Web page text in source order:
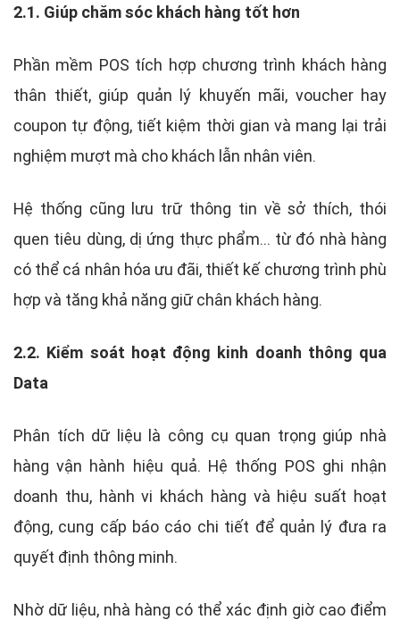
2.1. Giúp chăm sóc khách hàng tốt hơn
Phần mềm POS tích hợp chương trình khách hàng
thân thiết, giúp quản lý khuyến mãi, voucher hay
coupon tự động, tiết kiệm thời gian và mang lại trải
nghiệm mượt mà cho khách lẫn nhân viên.
Hệ thống cũng lưu trữ thông tin về sở thích, thói
quen tiêu dùng, dị ứng thực phẩm… từ đó nhà hàng
có thể cá nhân hóa ưu đãi, thiết kế chương trình phù
hợp và tăng khả năng giữ chân khách hàng.
2.2. Kiểm soát hoạt động kinh doanh thông qua
Data
Phân tích dữ liệu là công cụ quan trọng giúp nhà
hàng vận hành hiệu quả. Hệ thống POS ghi nhận
doanh thu, hành vi khách hàng và hiệu suất hoạt
động, cung cấp báo cáo chi tiết để quản lý đưa ra
quyết định thông minh.
Nhờ dữ liệu, nhà hàng có thể xác định giờ cao điểm